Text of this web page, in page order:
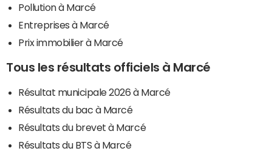
Pollution à Marcé
Entreprises à Marcé
Prix immobilier à Marcé
Tous les résultats officiels à Marcé
Résultat municipale 2026 à Marcé
Résultats du bac à Marcé
Résultats du brevet à Marcé
Résultats du BTS à Marcé